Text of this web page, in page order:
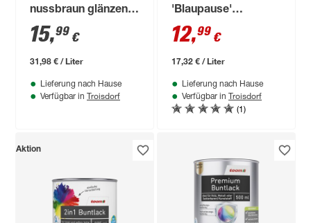
nussbraun glänzend
500 ml
15,99 €
31,98 € / Liter
Lieferung nach Hause
Verfügbar in Troisdorf
'Blaupause'
enzianblau
seidenmatt 750 ml
12,99 €
17,32 € / Liter
Lieferung nach Hause
Verfügbar in Troisdorf
(1)
Aktion